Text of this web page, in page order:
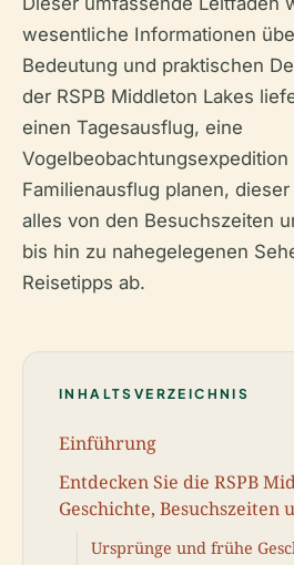
wesentliche Informationen
Bedeutung und praktischen
der RSPB Middleton Lakes
einen Tagesausflug, eine
Vogelbeobachtungsexpedition
Familienausflug planen,
alles von den Besuchszeiten
bis hin zu nahegelegenen
Reisetipps ab.
INHALTSVERZEICHNIS
Einführung
Entdecken Sie die RSPB
Geschichte, Besuchszeiten
Ursprünge und frühe